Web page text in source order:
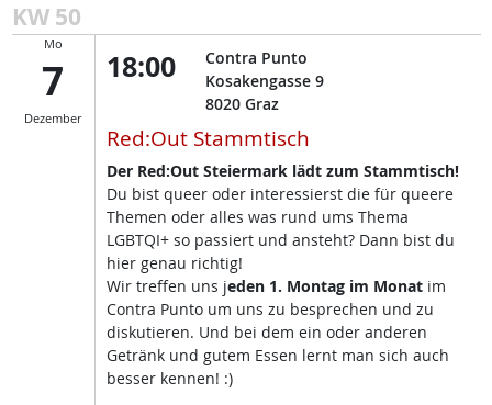
KW 50
Mo
7
Dezember
18:00
Contra Punto
Kosakengasse 9
8020 Graz
Red:Out Stammtisch
Der Red:Out Steiermark lädt zum Stammtisch!
Du bist queer oder interessierst die für queere
Themen oder alles was rund ums Thema
LGBTQI+ so passiert und ansteht? Dann bist du
hier genau richtig!
Wir treffen uns jeden 1. Montag im Monat im
Contra Punto um uns zu besprechen und zu
diskutieren. Und bei dem ein oder anderen
Getränk und gutem Essen lernt man sich auch
besser kennen! :)